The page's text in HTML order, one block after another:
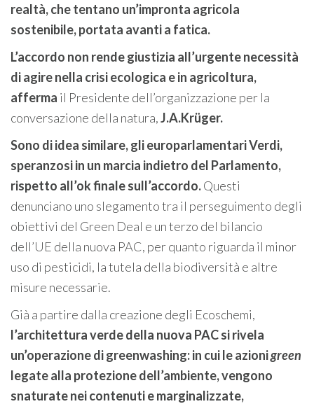
realtà, che tentano un’impronta agricola
sostenibile, portata avanti a fatica.
L’accordo non rende giustizia all’urgente necessità
di agire nella crisi ecologica e in agricoltura,
afferma il Presidente dell’organizzazione per la
conversazione della natura,J.A.Krüger.
Sono di idea similare, gli europarlamentari Verdi,
speranzosi in un marcia indietro del Parlamento,
rispetto all’ok finale sull’accordo.Questi
denunciano uno slegamento tra il perseguimento degli
obiettivi del Green Deal e un terzo del bilancio
dell’UE della nuova PAC, per quanto riguarda il minor
uso di pesticidi, la tutela della biodiversità e altre
misure necessarie.
Già a partire dalla creazione degli Ecoschemi,
l’architettura verde della nuova PAC si rivela
un’operazione di greenwashing: in cui le azionigreen
legate alla protezione dell’ambiente, vengono
snaturate nei contenuti e marginalizzate,